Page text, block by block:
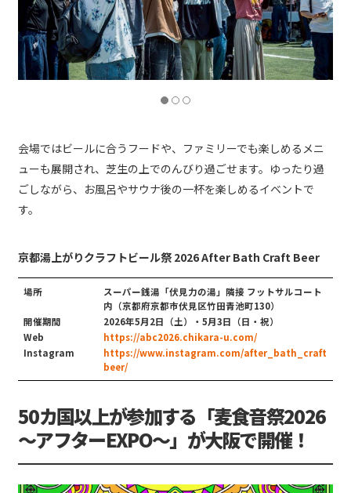
会場ではビールに合うフードや、ファミリーでも楽しめるメニ
ューも展開され、芝生の上でのんびり過ごせます。ゆったり過
ごしながら、お風呂やサウナ後の一杯を楽しめるイベントで
す。
京都湯上がりクラフトビール祭 2026 After Bath Craft Beer
場所
スーパー銭湯「伏見力の湯」隣接 フットサルコート
内（京都府京都市伏見区竹田青池町130）
開催期間
2026年5月2日（土）・5月3日（日・祝）
Web
https://abc2026.chikara-u.com/
Instagram
https://www.instagram.com/after_bath_craft
beer/
50カ国以上が参加する「麦食音祭2026
〜アフターEXPO〜」が大阪で開催！